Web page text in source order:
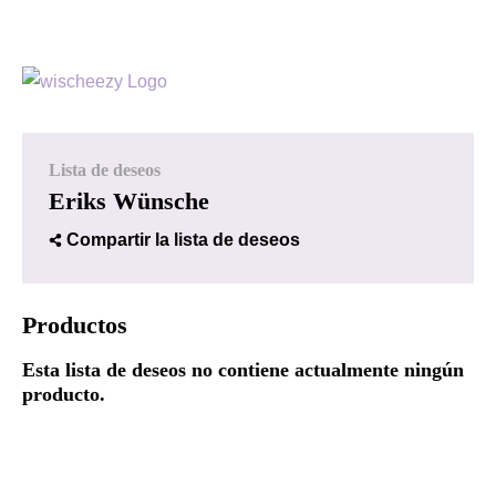
Lista de deseos
Eriks Wünsche
Compartir la lista de deseos
Productos
Esta lista de deseos no contiene actualmente ningún
producto.